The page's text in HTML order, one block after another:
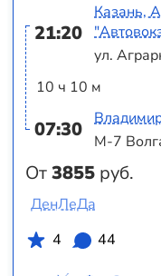
21:20
10 ч 10 м
07:30
От3855 руб.
Казань,
ул.
М-7
ДенЛеДа
4
44